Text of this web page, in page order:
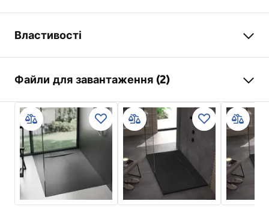
Властивості
Матеріал
композит SMC
Довжина
1000мм
Ширина
800 мм
Висота
25мм
Спосіб монтажу
На підлозі, Вбудований
Діаметр зливу
90
мм
Можна обрізати
Так
Файли для завантаження (2)
Інструкції з Інсталяції
manual - UA.pdf
Інструкція з монтажу
Shower tray.pdf